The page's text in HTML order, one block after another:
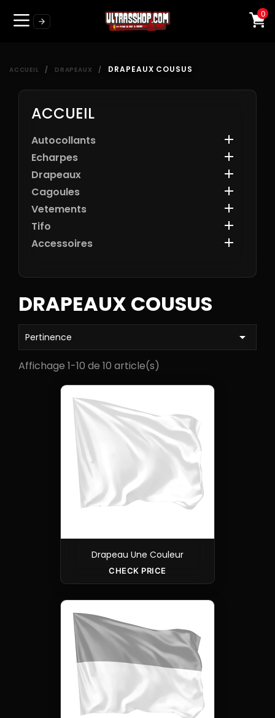
0
ACCUEIL DRAPEAUX DRAPEAUX COUSUS
ACCUEIL
Autocollants 
Echarpes 
Drapeaux 
Cagoules 
Vetements 
Tifo 
Accessoires 
DRAPEAUX COUSUS
Pertinence 
Affichage 1-10 de 10 article(s)
Drapeau Une Couleur
CHECK PRICE